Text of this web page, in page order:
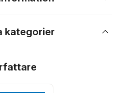
kategorier